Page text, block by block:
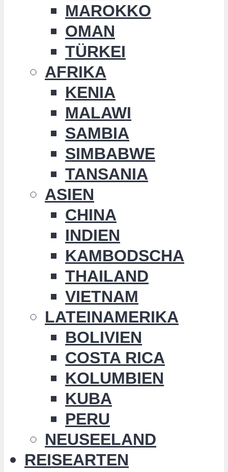
MAROKKO
OMAN
TÜRKEI
AFRIKA
KENIA
MALAWI
SAMBIA
SIMBABWE
TANSANIA
ASIEN
CHINA
INDIEN
KAMBODSCHA
THAILAND
VIETNAM
LATEINAMERIKA
BOLIVIEN
COSTA RICA
KOLUMBIEN
KUBA
PERU
NEUSEELAND
REISEARTEN